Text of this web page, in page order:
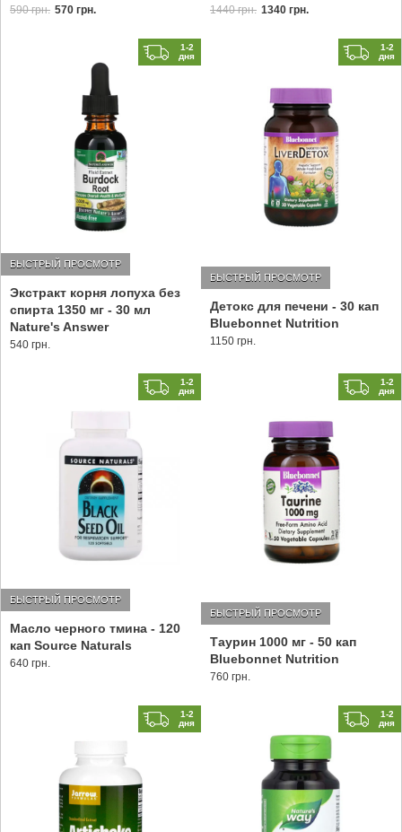
590 грн. 570 грн. 1440 грн. 1340 грн.
1-2
дня
Экстракт корня лопуха без
спирта 1350 мг - 30 мл
Nature's Answer
БЫСТРЫЙ ПРОСМОТР
540 грн.
1-2
дня
Детокс для печени - 30 кап
Bluebonnet Nutrition
БЫСТРЫЙ ПРОСМОТР
1150 грн.
1-2
дня
Масло черного тмина - 120
кап Source Naturals
БЫСТРЫЙ ПРОСМОТР
640 грн.
1-2
дня
Таурин 1000 мг - 50 кап
Bluebonnet Nutrition
БЫСТРЫЙ ПРОСМОТР
760 грн.
1-2
дня
1-2
дня